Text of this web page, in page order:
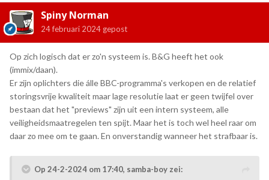
Spiny Norman
24 februari 2024 gepost
Op zich logisch dat er zo'n systeem is. B&G heeft het ook
(immix/daan).
Er zijn oplichters die álle BBC-programma's verkopen en de relatief
storingsvrije kwaliteit maar lage resolutie laat er geen twijfel over
bestaan dat het "previews" zijn uit een intern systeem, alle
veiligheidsmaatregelen ten spijt. Maar het is toch wel heel raar om
daar zo mee om te gaan. En onverstandig wanneer het strafbaar is.
Op 24-2-2024 om 17:40, samba-boy zei: